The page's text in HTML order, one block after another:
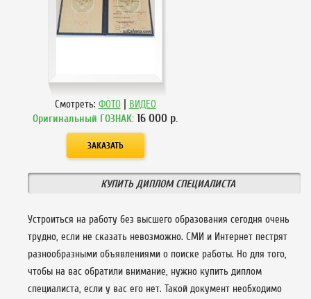
Смотреть: ФОТО | ВИДЕО
Оригинальный ГОЗНАК: 16 000 р.
КУПИТЬ ДИПЛОМ СПЕЦИАЛИСТА
Устроиться на работу без высшего образования сегодня очень
трудно, если не сказать невозможно. СМИ и Интернет пестрят
разнообразными объявлениями о поиске работы. Но для того,
чтобы на вас обратили внимание, нужно купить диплом
специалиста, если у вас его нет. Такой документ необходимо